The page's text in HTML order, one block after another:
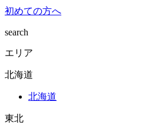
初めての方へ
search
エリア
北海道
北海道
東北